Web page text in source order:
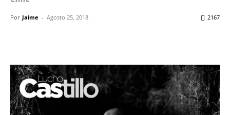
Por Jaime - Agosto 25, 2018 2167